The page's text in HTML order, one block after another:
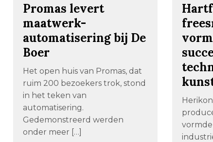
Promas levert
maatwerk-
automatisering bij De
Boer
Het open huis van Promas, dat
ruim 200 bezoekers trok, stond
in het teken van
automatisering.
Gedemonstreerd werden
onder meer […]